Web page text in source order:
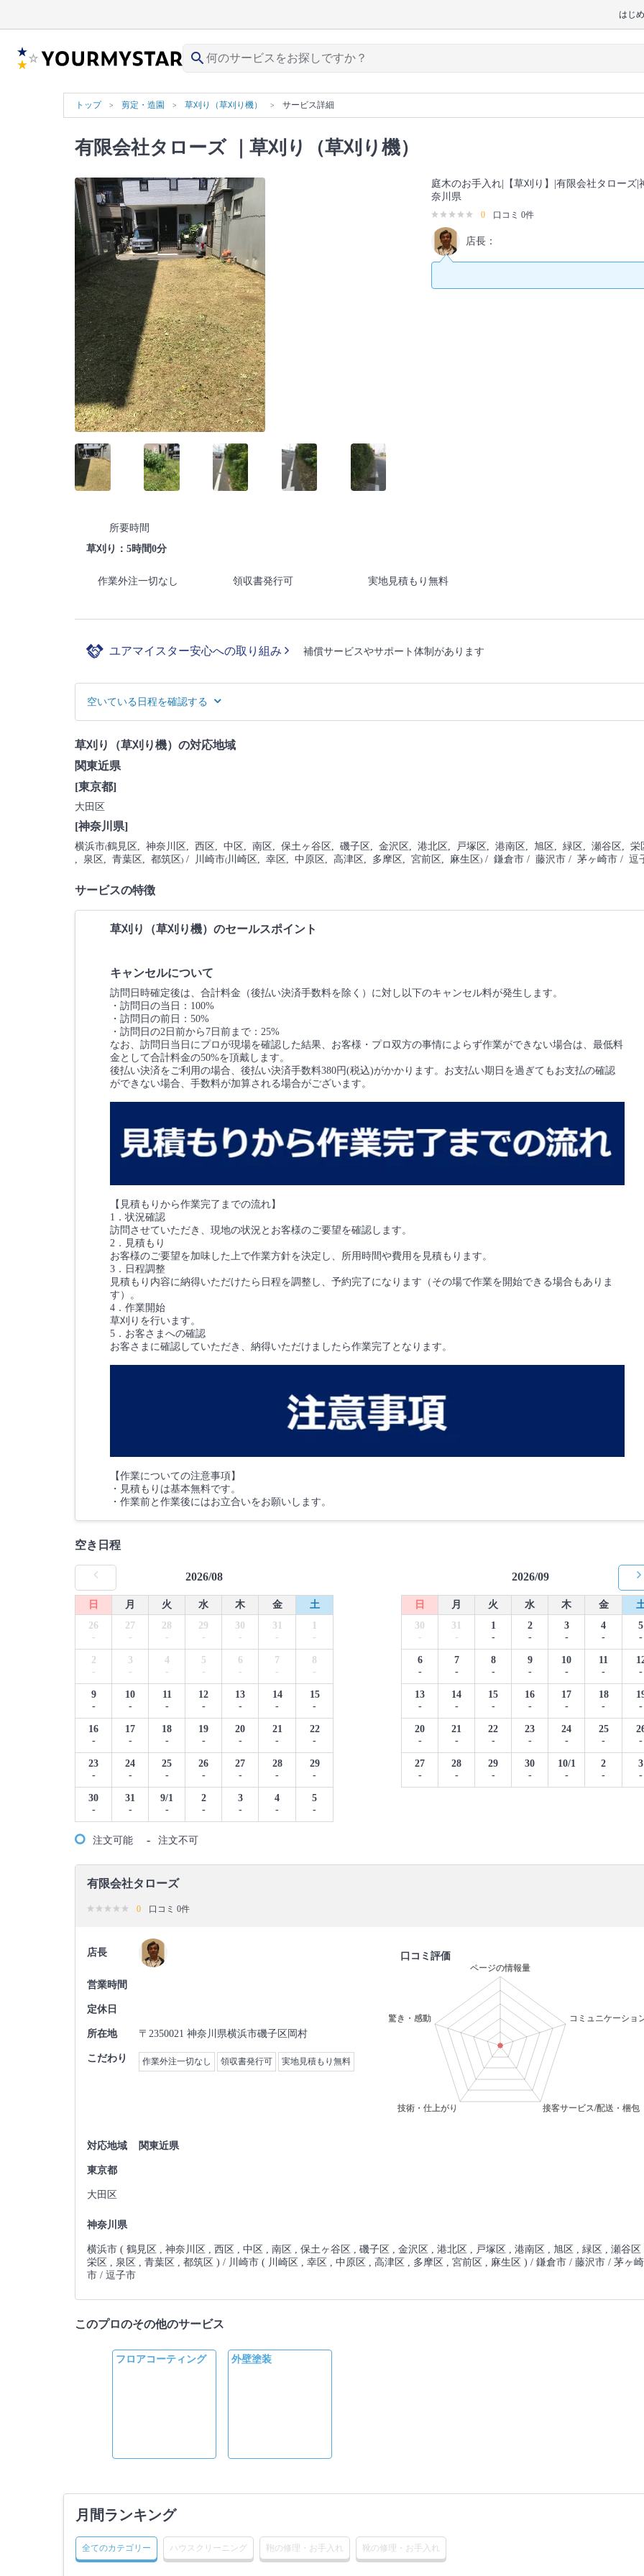
はじ
search
トップ 剪定・造園 草刈り（草刈り機） サービス詳細
有限会社タローズ｜草刈り（草刈り機）
庭木のお手入れ|【草刈り】|有限会社タローズ|
奈川県
0 口コミ 0件
店長：
所要時間
草刈り：5時間0分
作業外注一切なし 領収書発行可 実地見積もり無料
ユアマイスター安心への取り組み 補償サービスやサポート体制があります
空いている日程を確認する
草刈り（草刈り機）の対応地域
関東近県
[東京都]
大田区
[神奈川県]
横浜市(鶴見区 , 神奈川区 , 西区 , 中区 , 南区 , 保土ヶ谷区 , 磯子区 , 金沢区 , 港北区 , 戸塚区 , 港南区 , 旭区 , 緑区 , 瀬谷区 , 栄
, 泉区 , 青葉区 , 都筑区) / 川崎市(川崎区 , 幸区 , 中原区 , 高津区 , 多摩区 , 宮前区 , 麻生区) / 鎌倉市 / 藤沢市 / 茅ヶ崎市 / 逗
サービスの特徴
草刈り（草刈り機）のセールスポイント
キャンセルについて
訪問日時確定後は、合計料金（後払い決済手数料を除く）に対し以下のキャンセル料が発生します。
・訪問日の当日：100%
・訪問日の前日：50%
・訪問日の2日前から7日前まで：25%
なお、訪問日当日にプロが現場を確認した結果、お客様・プロ双方の事情によらず作業ができない場合は、最低料
金として合計料金の50%を頂戴します。
後払い決済をご利用の場合、後払い決済手数料380円(税込)がかかります。お支払い期日を過ぎてもお支払の確認
ができない場合、手数料が加算される場合がございます。
【見積もりから作業完了までの流れ】
1．状況確認
訪問させていただき、現地の状況とお客様のご要望を確認します。
2．見積もり
お客様のご要望を加味した上で作業方針を決定し、所用時間や費用を見積もります。
3．日程調整
見積もり内容に納得いただけたら日程を調整し、予約完了になります（その場で作業を開始できる場合もありま
す）。
4．作業開始
草刈りを行います。
5．お客さまへの確認
お客さまに確認していただき、納得いただけましたら作業完了となります。
【作業についての注意事項】
・見積もりは基本無料です。
・作業前と作業後にはお立合いをお願いします。
空き日程
2026/08
日 月 火 水 木 金
土
26
-
27
-
28
-
29
-
30
-
31
-
-
2
-
3
-
4
-
5
-
6
-
7
-
8
-
9
-
10
-
11
-
12
-
13
-
14
-
15
-
16
-
17
-
18
-
19
-
20
-
21
-
22
-
23
-
24
-
25
-
26
-
27
-
28
-
29
-
30
-
31
-
9/1
-
2
-
3
-
4
-
5
-
2026/09
日 月 火 水 木 金
30
-
31
-
1
-
2
-
3
-
4
-
5
-
6
-
7
-
8
-
9
-
10
-
11
-
-
13
-
14
-
15
-
16
-
17
-
18
-
-
20
-
21
-
22
-
23
-
24
-
25
-
-
27
-
28
-
29
-
30
-
10/1
-
2
-
3
-
注文可能 - 注文不可
有限会社タローズ
0 口コミ 0件
店長
営業時間
定休日
所在地 〒2350021 神奈川県横浜市磯子区岡村
こだわり 作業外注一切なし 領収書発行可 実地見積もり無料
口コミ評価
対応地域 関東近県
東京都
大田区
神奈川県
横浜市 ( 鶴見区 , 神奈川区 , 西区 , 中区 , 南区 , 保土ヶ谷区 , 磯子区 , 金沢区 , 港北区 , 戸塚区 , 港南区 , 旭区 , 緑区 , 瀬谷区
栄区 , 泉区 , 青葉区 , 都筑区 ) / 川崎市 ( 川崎区 , 幸区 , 中原区 , 高津区 , 多摩区 , 宮前区 , 麻生区 ) / 鎌倉市 / 藤沢市 / 茅ヶ崎
市 / 逗子市
このプロのその他のサービス
フロアコーティング 外壁塗装
月間ランキング
全てのカテゴリー ハウスクリーニング 鞄の修理・お手入れ 靴の修理・お手入れ